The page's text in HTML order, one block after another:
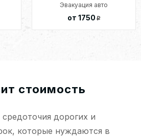
Эвакуация авто
от 1750 p
стоимость
дорогих и
которые нуждаются в